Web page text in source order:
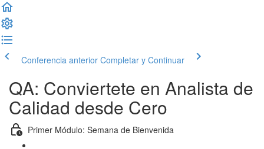
Conferencia anterior Completar y Continuar
QA: Conviertete en Analista de
Calidad desde Cero
Primer Módulo: Semana de Bienvenida